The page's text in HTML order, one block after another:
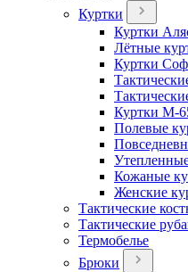
Куртки
Куртки
Лётные
Куртки
Куртки М-
Полевые
Кожаные
Женские
Тактические
Тактические
Термобелье
Брюки